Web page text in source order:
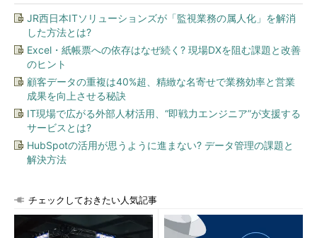
JR西日本ITソリューションズが「監視業務の属人化」を解消
した方法とは?
Excel・紙帳票への依存はなぜ続く? 現場DXを阻む課題と改善
のヒント
顧客データの重複は40%超、精緻な名寄せで業務効率と営業
成果を向上させる秘訣
IT現場で広がる外部人材活用、“即戦力エンジニア”が支援する
サービスとは?
HubSpotの活用が思うように進まない? データ管理の課題と
解決方法
チェックしておきたい人気記事